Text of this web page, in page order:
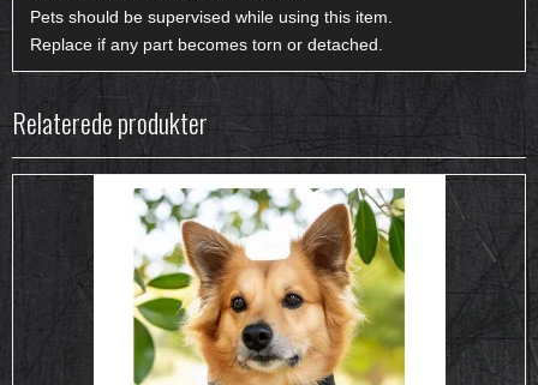
Pets should be supervised while using this item.
Replace if any part becomes torn or detached.
Relaterede produkter